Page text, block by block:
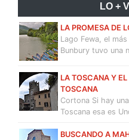
LO +
LA PROMESA DE
Lago Fewa, el
Bunbury tuvo una
LA TOSCANA Y
TOSCANA
Cortona Si hay
Toscana esa es
BUSCANDO A